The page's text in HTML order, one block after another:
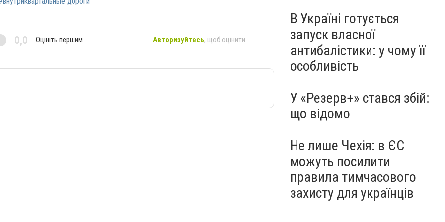
0,0 Оцініть першим Авторизуйтесь, щоб оцінити
В Україні готується
запуск власної
антибалістики: у чому її
особливість
У «Резерв+» стався збій:
що відомо
Не лише Чехія: в ЄС
можуть посилити
правила тимчасового
захисту для українців